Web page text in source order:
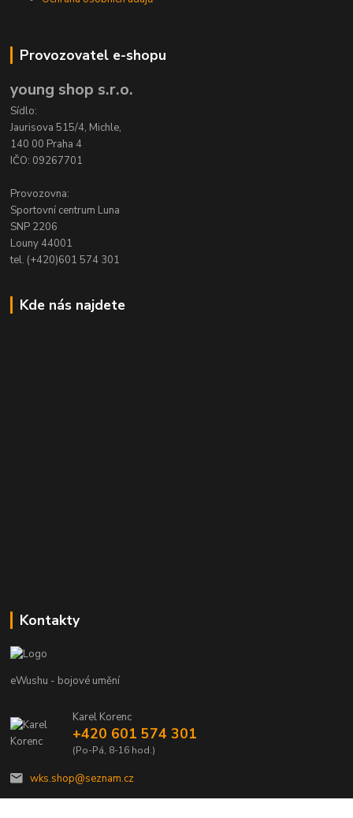
Provozovatel e-shopu
young shop s.r.o.
Sídlo:
Jaurisova 515/4, Michle,
140 00 Praha 4
IČO: 09267701
Provozovna:
Sportovní centrum Luna
SNP 2206
Louny 44001
tel. (+420)601 574 301
Kde nás najdete
Kontakty
eWushu - bojové umění
Karel Korenc
+420 601 574 301
(Po-Pá, 8-16 hod.)
wks.shop@seznam.cz